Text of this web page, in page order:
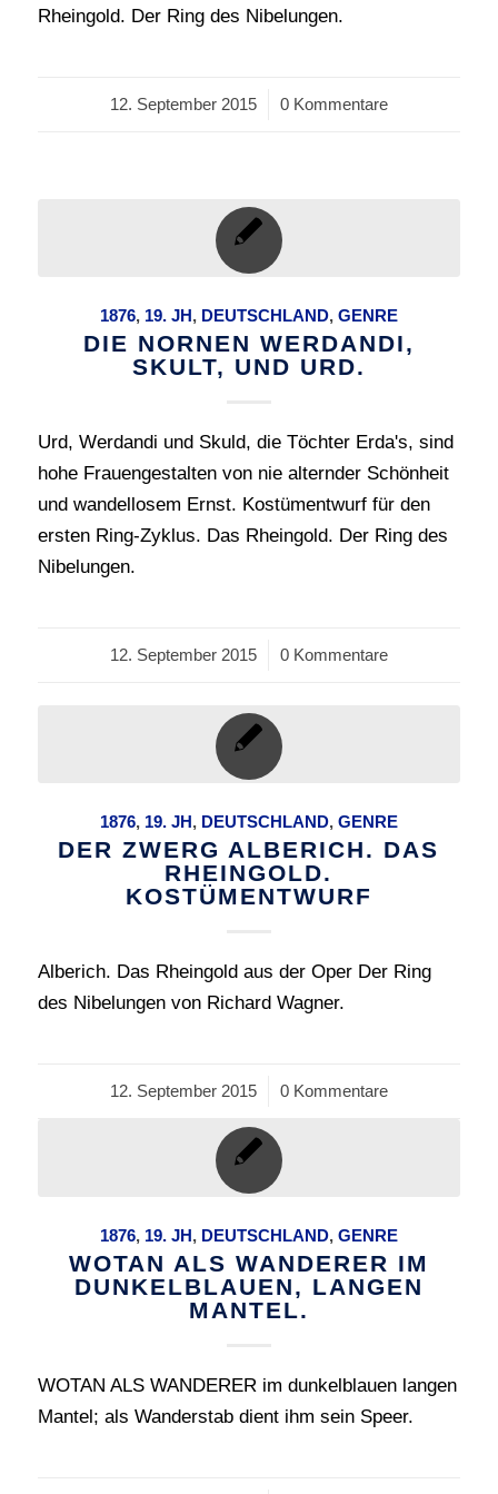
Rheingold. Der Ring des Nibelungen.
12. September 2015
/ 0 Kommentare
1876, 19. JH, DEUTSCHLAND, GENRE
DIE NORNEN WERDANDI,
SKULT, UND URD.
Urd, Werdandi und Skuld, die Töchter Erda's, sind
hohe Frauengestalten von nie alternder Schönheit
und wandellosem Ernst. Kostümentwurf für den
ersten Ring-Zyklus. Das Rheingold. Der Ring des
Nibelungen.
12. September 2015
/ 0 Kommentare
1876, 19. JH, DEUTSCHLAND, GENRE
DER ZWERG ALBERICH. DAS
RHEINGOLD.
KOSTÜMENTWURF
Alberich. Das Rheingold aus der Oper Der Ring
des Nibelungen von Richard Wagner.
12. September 2015
/ 0 Kommentare
1876, 19. JH, DEUTSCHLAND, GENRE
WOTAN ALS WANDERER IM
DUNKELBLAUEN, LANGEN
MANTEL.
WOTAN ALS WANDERER im dunkelblauen langen
Mantel; als Wanderstab dient ihm sein Speer.